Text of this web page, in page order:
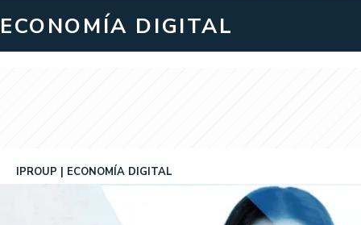
ECONOMÍA DIGITAL
IPROUP ECONOMÍA DIGITAL